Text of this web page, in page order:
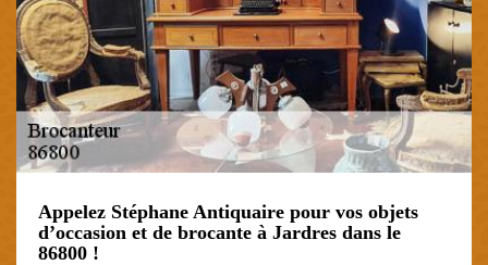
Appelez Stéphane Antiquaire pour vos objets
d’occasion et de brocante à Jardres dans le
86800 !